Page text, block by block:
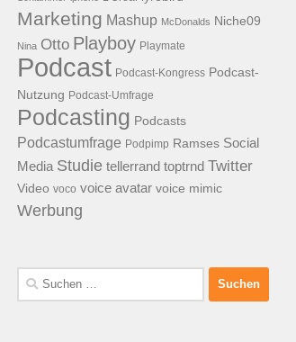
Marketing Mashup McDonalds Niche09
Nina Otto Playboy Playmate
Podcast Podcast-Kongress Podcast-
Nutzung Podcast-Umfrage
Podcasting Podcasts
Podcastumfrage Podpimp Ramses Social
Media Studie tellerrand toptrnd Twitter
Video voco voice avatar voice mimic
Werbung
Suchen
nach: